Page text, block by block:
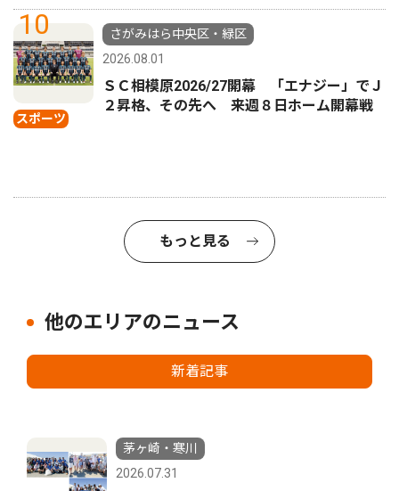
10
スポーツ
さがみはら中央区・緑区
2026.08.01
ＳＣ相模原2026/27開幕 「エナジー」でＪ
２昇格、その先へ 来週８日ホーム開幕戦
もっと見る
他のエリアのニュース
新着記事
茅ヶ崎・寒川
2026.07.31